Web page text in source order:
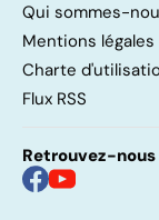
Qui sommes-
Mentions légales
Charte
Flux RSS
Retrouvez-nous